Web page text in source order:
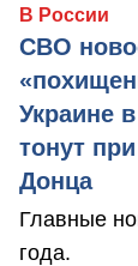
В России
СВО
Украине
тонут
Донца
Главные
года.